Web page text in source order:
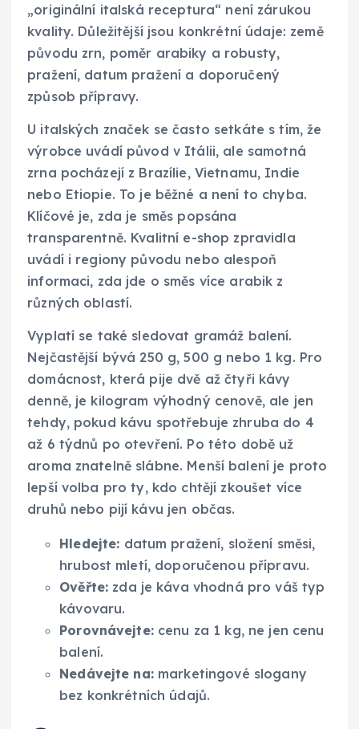
„originální italská receptura“ není zárukou
kvality. Důležitější jsou konkrétní údaje: země
původu zrn, poměr arabiky a robusty,
pražení, datum pražení a doporučený
způsob přípravy.
U italských značek se často setkáte s tím, že
výrobce uvádí původ v Itálii, ale samotná
zrna pocházejí z Brazílie, Vietnamu, Indie
nebo Etiopie. To je běžné a není to chyba.
Klíčové je, zda je směs popsána
transparentně. Kvalitní e-shop zpravidla
uvádí i regiony původu nebo alespoň
informaci, zda jde o směs více arabik z
různých oblastí.
Vyplatí se také sledovat gramáž balení.
Nejčastější bývá 250 g, 500 g nebo 1 kg. Pro
domácnost, která pije dvě až čtyři kávy
denně, je kilogram výhodný cenově, ale jen
tehdy, pokud kávu spotřebuje zhruba do 4
až 6 týdnů po otevření. Po této době už
aroma znatelně slábne. Menší balení je proto
lepší volba pro ty, kdo chtějí zkoušet více
druhů nebo pijí kávu jen občas.
Hledejte: datum pražení, složení směsi,
hrubost mletí, doporučenou přípravu.
Ověřte: zda je káva vhodná pro váš typ
kávovaru.
Porovnávejte:cenu za 1 kg, ne jen cenu
balení.
Nedávejte na:marketingové slogany
bez konkrétních údajů.